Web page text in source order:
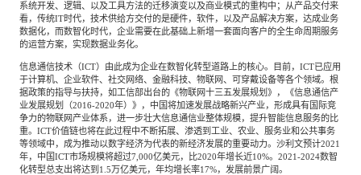
美容时尚 大数据与人工智能
物流与供应链 建筑科技与装饰装潢
特种新材料 文化娱乐
战略合作伙伴
专家委员会
沙利文中国分支机构
系统开发、逻辑、以及工具方法的迁移演变以及商业模式的重构中；从产品交付来
看，传统IT时代，技术供给方交付的是硬件，软件，以及产品解决方案，达成业务
数据化，而数智化时代，企业需要在此基础上新增一套面向客户的全生命周期服务
的运营方案，实现数据业务化。
信息通信技术（ICT）由此成为企业在数智化转型道路上的核心。目前，ICT已应用
于计算机、企业软件、社交网络、金融科技、物联网、可穿戴设备等各个领域。根
据政策的指导与扶持，如工信部出台的《物联网十三五发展规划》，《信息通信产
业发展规划（2016-2020年）》，中国将加速发展战略新兴产业，形成具有国际竞
争力的物联网产业体系，进一步壮大信息通信业整体规模，提升智能信息服务的比
重。ICT价值链也将在此过程中不断拓展、渗透到工业、农业、服务业和公共事务
等领域中，成为推动以数字经济为代表的新经济发展的重要动力。沙利文预计2021
年，中国ICT市场规模将超过7,000亿美元，比2020年增长近10%。2021-2024数智
化转型总支出将达到1.5万亿美元，年均增长率17%，发展前景广阔。